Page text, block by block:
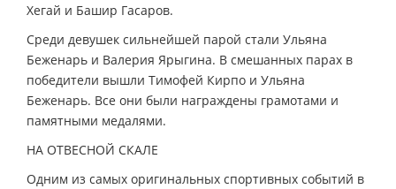
Хегай и Башир Гасаров.
Среди девушек сильнейшей парой стали Ульяна
Беженарь и Валерия Ярыгина. В смешанных парах в
победители вышли Тимофей Кирпо и Ульяна
Беженарь. Все они были награждены грамотами и
памятными медалями.
НА ОТВЕСНОЙ СКАЛЕ
Одним из самых оригинальных спортивных событий в